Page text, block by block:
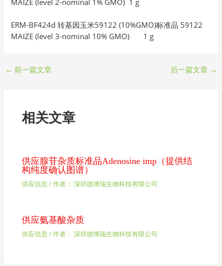
ERM-BF424d 转基因玉米59122 (10%GMO)标准品 59122
MAIZE (level 3-nominal 10% GMO) 1 g
← 前一篇文章 后一篇文章 →
相关文章
供应腺苷杂质标准品Adenosine imp（提供结
构纯度确认图谱）
供应信息 / 作者： 深圳德博瑞生物科技有限公司
供应氨基酸杂质
供应信息 / 作者： 深圳德博瑞生物科技有限公司